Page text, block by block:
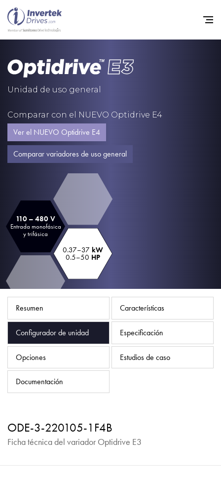
Unidad de uso general
Comparar con el NUEVO Optidrive E4
Ver el NUEVO Optidrive E4
Comparar variadores de uso general
110 – 480 V
Entrada monofásica
y trifásica
0.37–37 kW
0.5–50 HP
Resumen Características
Configurador de unidad Especificación
Opciones Estudios de caso
Documentación
ODE-3-220105-1F4B
Ficha técnica del variador Optidrive E3